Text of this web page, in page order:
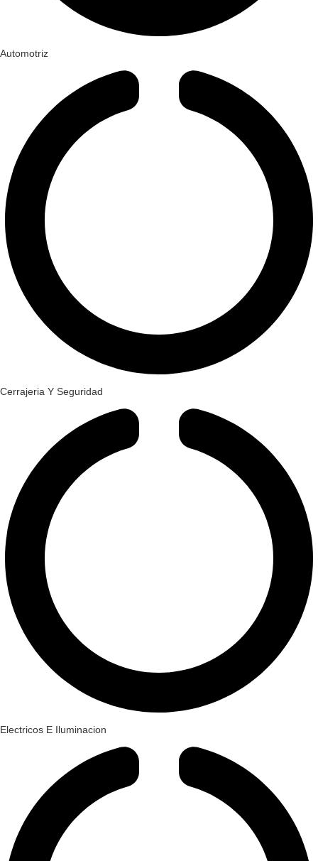
Automotriz
Cerrajeria Y Seguridad
Electricos E Iluminacion